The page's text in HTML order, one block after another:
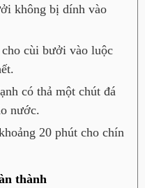
không bị dính vào
cùi bưởi vào luộc
có thả một chút đá
nước.
20 phút cho chín
thành